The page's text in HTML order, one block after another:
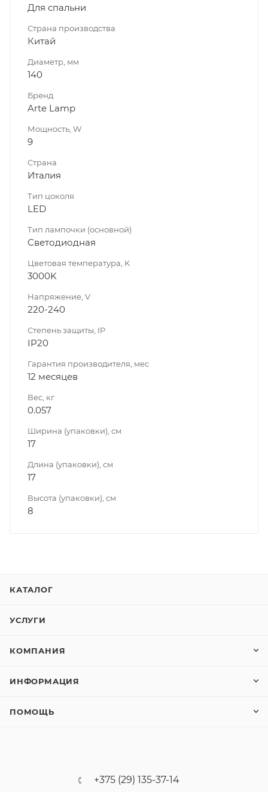
Для спальни
Страна производства
Китай
Диаметр, мм
140
Бренд
Arte Lamp
Мощность, W
9
Страна
Италия
Тип цоколя
LED
Тип лампочки (основной)
Светодиодная
Цветовая температура, K
3000K
Напряжение, V
220-240
Степень защиты, IP
IP20
Гарантия производителя, мес
12 месяцев
Вес, кг
0.057
Ширина (упаковки), см
17
Длина (упаковки), см
17
Высота (упаковки), см
8
КАТАЛОГ
УСЛУГИ
КОМПАНИЯ
ИНФОРМАЦИЯ
ПОМОЩЬ
+375 (29) 135-37-14